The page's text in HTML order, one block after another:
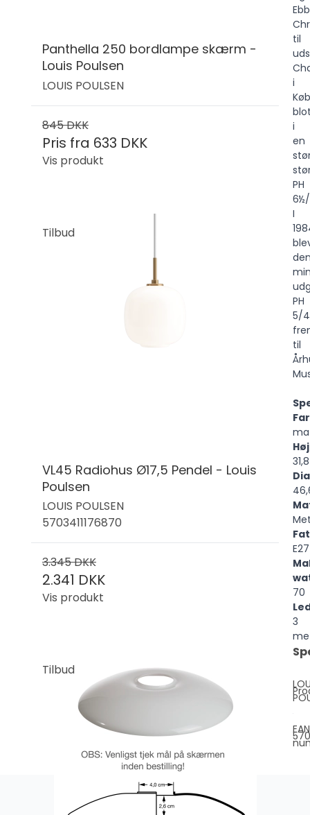
Panthella 250 bordlampe skærm -
Louis Poulsen
LOUIS POULSEN
845 DKK
Pris fra 633 DKK
Vis produkt
Tilbud
VL45 Radiohus Ø17,5 Pendel - Louis
Poulsen
LOUIS POULSEN
5703411176870
3.345 DKK
2.341 DKK
Vis produkt
Tilbud
til
i
i
en
PH
I
PH
5/
til
E27
70
3